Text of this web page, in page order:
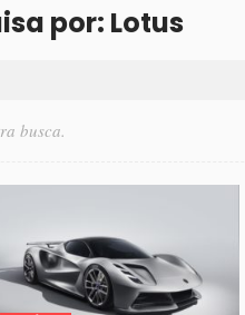
por: Lotus
busca.